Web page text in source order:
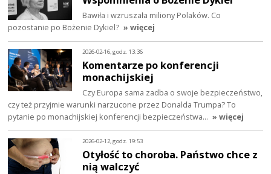
Bawiła i wzruszała miliony Polaków. Co
pozostanie po Bożenie Dykiel? » więcej
2026-02-16, godz. 13:36
Komentarze po konferencji
monachijskiej
Czy Europa sama zadba o swoje bezpieczeństwo,
czy też przyjmie warunki narzucone przez Donalda Trumpa? To
pytanie po monachijskiej konferencji bezpieczeństwa… » więcej
2026-02-12, godz. 19:53
Otyłość to choroba. Państwo chce z
nią walczyć